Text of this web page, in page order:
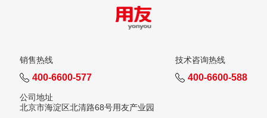
销售热线
400-6600-577
技术咨询热线
400-6600-588
公司地址
北京市海淀区北清路68号用友产业园